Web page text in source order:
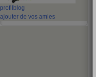
profil blog
ajouter de vos amies